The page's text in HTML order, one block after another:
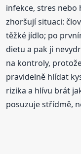
infekce, stres nebo
zhoršují situaci:
těžké jídlo; po
dietu a pak ji
na kontroly,
pravidelně hlídat
rizika a hlívu brát
posuzuje střídmě,